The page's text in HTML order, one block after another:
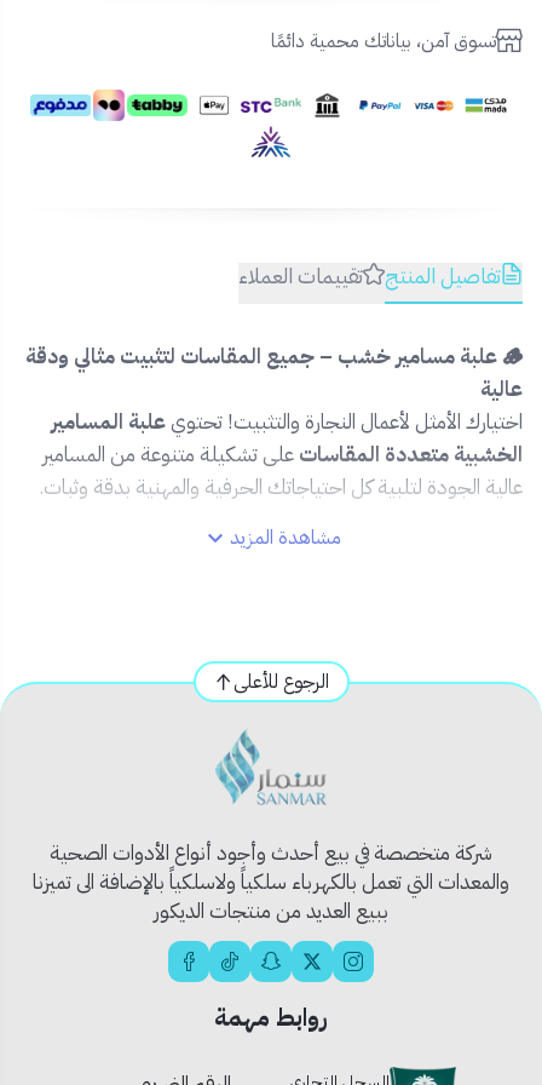
تسوق آمن، بياناتك محمية دائمًا
تفاصيل المنتج تقييمات العملاء
🪵 علبة مسامير خشب – جميع المقاسات لتثبيت مثالي ودقة
عالية
اختيارك الأمثل لأعمال النجارة والتثبيت! تحتويعلبة المسامير
الخشبية متعددة المقاسات على تشكيلة متنوعة من المسامير
عالية الجودة لتلبية كل احتياجاتك الحرفية والمهنية بدقة وثبات.
🛠️مصنوعة من الحديد المقاوم للتآكللضمان متانة
يسهل عليك الوصول إلى
المقاس المطلوب بسرعة
🪚 مثالية للأعمال الخشبية والتشطيبات المنزلية أو
الصناعية
📦 المحتويات:
علبة تحتوي على مجموعة مسامير خشب بأحجام متعددة
(يُرجى تحديد المقاسات في المتجر عند الطلب)
مشاهدة المزيد
الرجوع للأعلى
شركة متخصصة في بيع أحدث وأجود أنواع الأدوات الصحية
والمعدات التي تعمل بالكهرباء سلكياً ولاسلكياً بالإضافة الى تميزنا
ببيع العديد من منتجات الديكور
روابط مهمة